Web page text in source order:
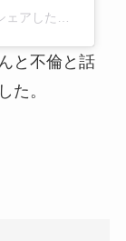
と不倫と話
た。